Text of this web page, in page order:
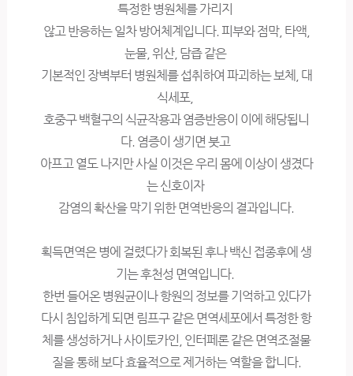
특정한 병원체를 가리지
않고 반응하는 일차 방어체계입니다. 피부와 점막, 타액,
눈물, 위산, 담즙 같은
기본적인 장벽부터 병원체를 섭취하여 파괴하는 보체, 대
식세포,
호중구 백혈구의 식균작용과 염증반응이 이에 해당됩니
다. 염증이 생기면 붓고
아프고 열도 나지만 사실 이것은 우리 몸에 이상이 생겼다
는 신호이자
감염의 확산을 막기 위한 면역반응의 결과입니다.
획득면역은 병에 걸렸다가 회복된 후나 백신 접종후에 생
기는 후천성 면역입니다.
한번 들어온 병원균이나 항원의 정보를 기억하고 있다가
다시 침입하게 되면 림프구 같은 면역세포에서 특정한 항
체를 생성하거나 사이토카인, 인터페론 같은 면역조절물
질을 통해 보다 효율적으로 제거하는 역할을 합니다.